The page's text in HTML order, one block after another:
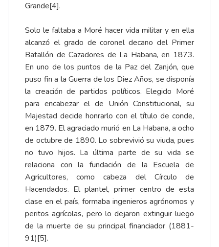
Grande[4].
Solo le faltaba a Moré hacer vida militar y en ella
alcanzó el grado de coronel decano del Primer
Batallón de Cazadores de La Habana, en 1873.
En uno de los puntos de la Paz del Zanjón, que
puso fin a la Guerra de los Diez Años, se disponía
la creación de partidos políticos. Elegido Moré
para encabezar el de Unión Constitucional, su
Majestad decide honrarlo con el título de conde,
en 1879. El agraciado murió en La Habana, a ocho
de octubre de 1890. Lo sobrevivió su viuda, pues
no tuvo hijos. La última parte de su vida se
relaciona con la fundación de la Escuela de
Agricultores, como cabeza del Círculo de
Hacendados. El plantel, primer centro de esta
clase en el país, formaba ingenieros agrónomos y
peritos agrícolas, pero lo dejaron extinguir luego
de la muerte de su principal financiador (1881-
91)[5].